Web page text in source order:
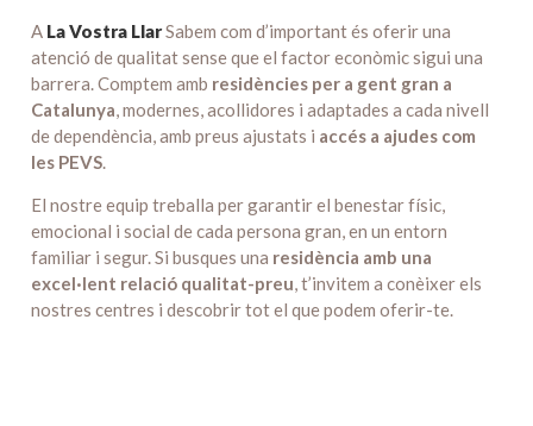
A La Vostra LlarSabem com d’important és oferir una
atenció de qualitat sense que el factor econòmic sigui una
barrera. Comptem amb residències per a gent gran a
Catalunya, modernes, acollidores i adaptades a cada nivell
de dependència, amb preus ajustats i accés a ajudes com
les PEVS.
El nostre equip treballa per garantir el benestar físic,
emocional i social de cada persona gran, en un entorn
familiar i segur. Si busques una residència amb una
excel·lent relació qualitat-preu, t’invitem a conèixer els
nostres centres i descobrir tot el que podem oferir-te.